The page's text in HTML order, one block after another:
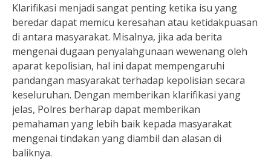
Klarifikasi menjadi sangat penting ketika isu yang
beredar dapat memicu keresahan atau ketidakpuasan
di antara masyarakat. Misalnya, jika ada berita
mengenai dugaan penyalahgunaan wewenang oleh
aparat kepolisian, hal ini dapat mempengaruhi
pandangan masyarakat terhadap kepolisian secara
keseluruhan. Dengan memberikan klarifikasi yang
jelas, Polres berharap dapat memberikan
pemahaman yang lebih baik kepada masyarakat
mengenai tindakan yang diambil dan alasan di
baliknya.